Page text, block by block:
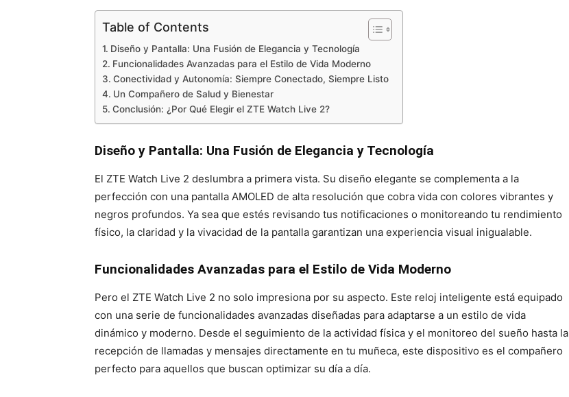
Table of Contents
Diseño y Pantalla: Una Fusión de Elegancia y Tecnología
Funcionalidades Avanzadas para el Estilo de Vida Moderno
Conectividad y Autonomía: Siempre Conectado, Siempre Listo
Un Compañero de Salud y Bienestar
Conclusión: ¿Por Qué Elegir el ZTE Watch Live 2?
Diseño y Pantalla: Una Fusión de Elegancia y Tecnología
El ZTE Watch Live 2 deslumbra a primera vista. Su diseño elegante se complementa a la
perfección con una pantalla AMOLED de alta resolución que cobra vida con colores vibrantes y
negros profundos. Ya sea que estés revisando tus notificaciones o monitoreando tu rendimiento
físico, la claridad y la vivacidad de la pantalla garantizan una experiencia visual inigualable.
Funcionalidades Avanzadas para el Estilo de Vida Moderno
Pero el ZTE Watch Live 2 no solo impresiona por su aspecto. Este reloj inteligente está equipado
con una serie de funcionalidades avanzadas diseñadas para adaptarse a un estilo de vida
dinámico y moderno. Desde el seguimiento de la actividad física y el monitoreo del sueño hasta la
recepción de llamadas y mensajes directamente en tu muñeca, este dispositivo es el compañero
perfecto para aquellos que buscan optimizar su día a día.